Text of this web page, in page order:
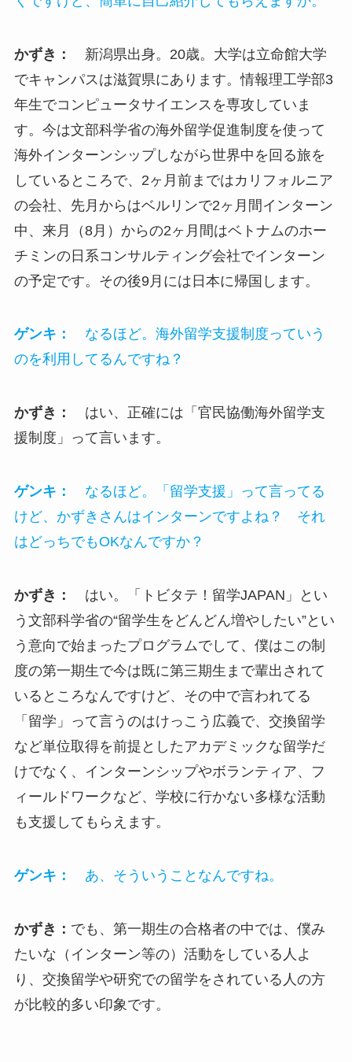
かずき： 新潟県出身。20歳。大学は立命館大学
でキャンパスは滋賀県にあります。情報理工学部3
年生でコンピュータサイエンスを専攻していま
す。今は文部科学省の海外留学促進制度を使って
海外インターンシップしながら世界中を回る旅を
しているところで、2ヶ月前まではカリフォルニア
の会社、先月からはベルリンで2ヶ月間インターン
中、来月（8月）からの2ヶ月間はベトナムのホー
チミンの日系コンサルティング会社でインターン
の予定です。その後9月には日本に帰国します。
ゲンキ： なるほど。 海外留学支援制度っていう
のを利用してるんですね？
かずき： はい、正確には「官民協働海外留学支
援制度」って言います。
ゲンキ： なるほど。「留学支援」って言ってる
けど、かずきさんはインターンですよね？ それ
はどっちでもOKなんですか？
かずき： はい。「トビタテ！留学JAPAN」とい
う文部科学省の“留学生をどんどん増やしたい”とい
う意向で始まったプログラムでして、僕はこの制
度の第一期生で今は既に第三期生まで輩出されて
いるところなんですけど、その中で言われてる
「留学」って言うのはけっこう広義で、交換留学
など単位取得を前提としたアカデミックな留学だ
けでなく、インターンシップやボランティア、フ
ィールドワークなど、学校に行かない多様な活動
も支援してもらえます。
ゲンキ： あ、そういうことなんですね。
かずき： でも、第一期生の合格者の中では、僕み
たいな（インターン等の）活動をしている人よ
り、交換留学や研究での留学をされている人の方
が比較的多い印象です。